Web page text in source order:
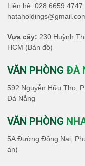
Liên hệ: 028.6659.4747
Vựa cây: 230 Huỳnh
HCM (Bản đồ)
VĂN PHÒNG ĐÀ
592 Nguyễn Hữu Thọ,
Đà Nẵng
VĂN PHÒNG
5A Đường Đồng Nai,
án)